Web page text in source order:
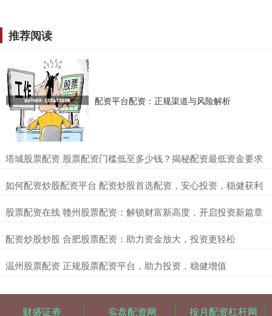
推荐阅读
配资平台配资：正规渠道与风险解析
​塔城股票配资 股票配资门槛低至多少钱？揭秘配资最低资金要求
​如何配资炒股配资平台 配资炒股首选配资，安心投资，稳健获利
​股票配资在线 赣州股票配资：解锁财富新高度，开启投资新篇章
​配资炒股炒股 合肥股票配资：助力资金放大，投资更轻松
​温州股票配资 正规股票配资平台，助力投资，稳健增值
财盛证券 实盘配资网 按月配资杠杆网